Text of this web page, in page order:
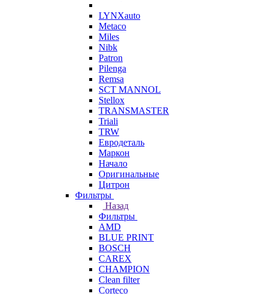
LYNXauto
Metaco
Miles
Nibk
Patron
Pilenga
Remsa
SCT MANNOL
Stellox
TRANSMASTER
Triali
TRW
Евродеталь
Маркон
Начало
Оригинальные
Цитрон
Фильтры
Назад
Фильтры
AMD
BLUE PRINT
BOSCH
CAREX
CHAMPION
Clean filter
Corteco